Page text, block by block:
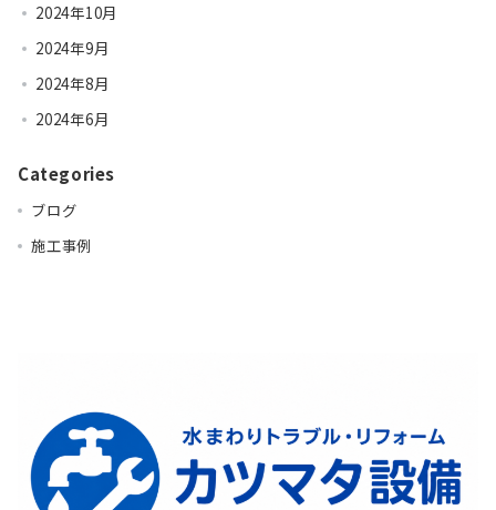
2024年10月
2024年9月
2024年8月
2024年6月
Categories
ブログ
施工事例